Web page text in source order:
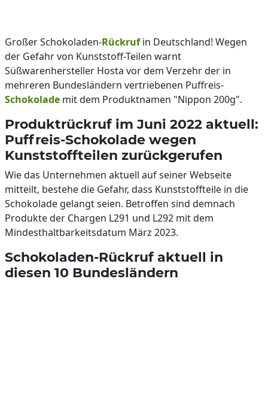
Großer Schokoladen-Rückrufin Deutschland! Wegen
der Gefahr von Kunststoff-Teilen warnt
Süßwarenhersteller Hosta vor dem Verzehr der in
mehreren Bundesländern vertriebenen Puffreis-
Schokolade mit dem Produktnamen "Nippon 200g".
Produktrückruf im Juni 2022 aktuell:
Puffreis-Schokolade wegen
Kunststoffteilen zurückgerufen
Wie das Unternehmen aktuell auf seiner Webseite
mitteilt, bestehe die Gefahr, dass Kunststoffteile in die
Schokolade gelangt seien. Betroffen sind demnach
Produkte der Chargen L291 und L292 mit dem
Mindesthaltbarkeitsdatum März 2023.
Schokoladen-Rückruf aktuell in
diesen 10 Bundesländern